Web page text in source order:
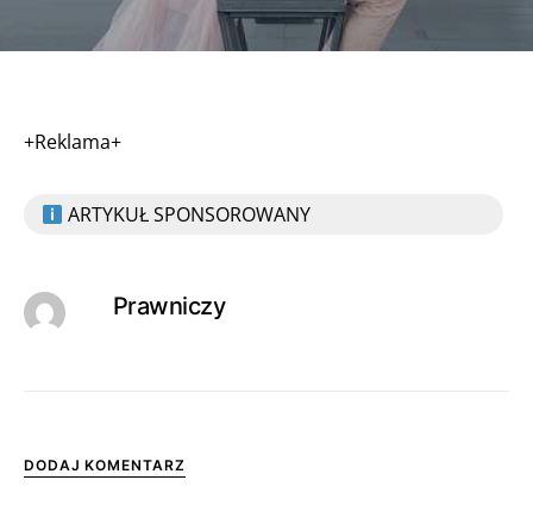
+Reklama+
ARTYKUŁ SPONSOROWANY
Prawniczy
DODAJ KOMENTARZ